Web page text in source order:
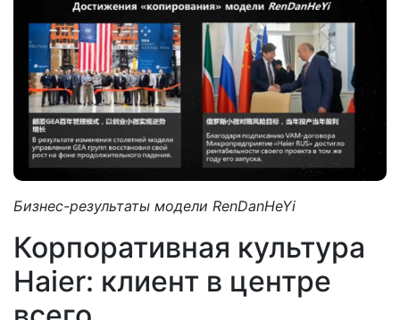
Бизнес-результаты модели RenDanHeYi
Корпоративная культура
Haier: клиент в центре